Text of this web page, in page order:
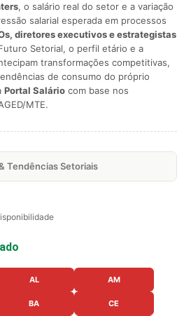
, o salário real do setor e a variação
salarial esperada em processos
diretores executivos e estrategistas
Setorial, o perfil etário e a
transformações competitivas,
de consumo do próprio
Portal Salário com base nos
MTE.
Tendências Setoriais
AL AM
BA CE